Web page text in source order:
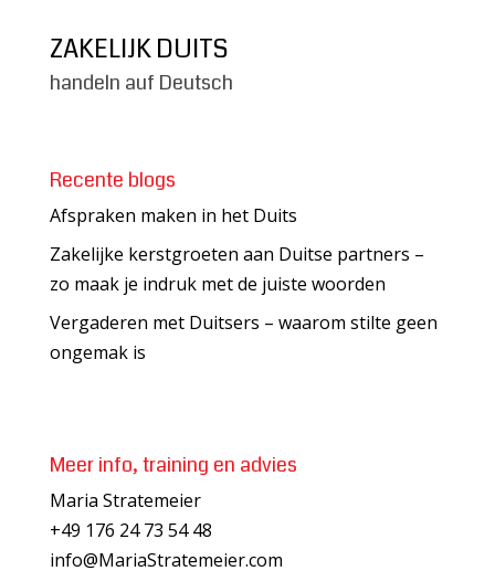
ZAKELIJK DUITS
handeln auf Deutsch
Recente blogs
Afspraken maken in het Duits
Zakelijke kerstgroeten aan Duitse partners –
zo maak je indruk met de juiste woorden
Vergaderen met Duitsers – waarom stilte geen
ongemak is
Meer info, training en advies
Maria Stratemeier
+49 176 24 73 54 48
info@MariaStratemeier.com